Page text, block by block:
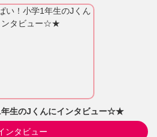
年生のJくんにインタビュー☆★
ンタビュー